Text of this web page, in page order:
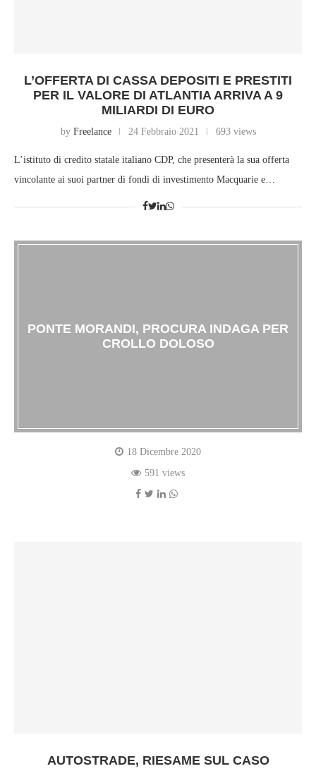
L’OFFERTA DI CASSA DEPOSITI E PRESTITI
PER IL VALORE DI ATLANTIA ARRIVA A 9
MILIARDI DI EURO
by Freelance 24 Febbraio 2021 693 views
L’istituto di credito statale italiano CDP, che presenterà la sua offerta
vincolante ai suoi partner di fondi di investimento Macquarie e…
PONTE MORANDI, PROCURA INDAGA PER
CROLLO DOLOSO
18 Dicembre 2020
591 views
AUTOSTRADE, RIESAME SUL CASO